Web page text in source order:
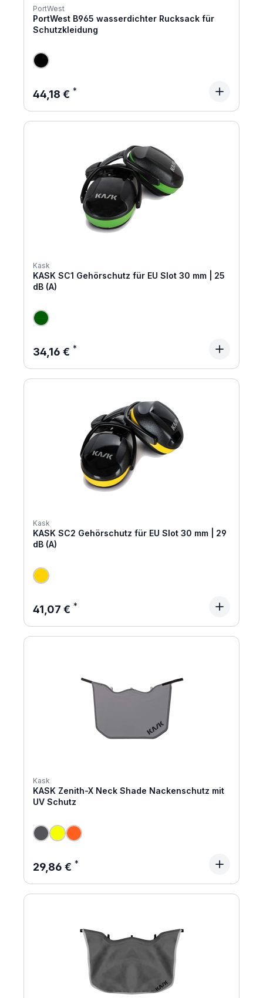
PortWest
PortWest B965 wasserdichter Rucksack für
Schutzkleidung
Regulärer Preis:
44,18 €
Kask
KASK SC1 Gehörschutz für EU Slot 30 mm | 25
dB (A)
Regulärer Preis:
34,16 €
Kask
KASK SC2 Gehörschutz für EU Slot 30 mm | 29
dB (A)
Regulärer Preis:
41,07 €
Kask
KASK Zenith-X Neck Shade Nackenschutz mit
UV Schutz
Regulärer Preis:
29,86 €